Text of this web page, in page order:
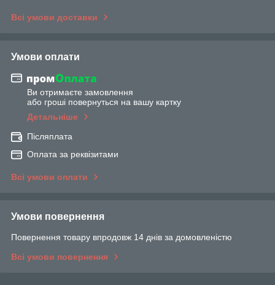
Всі умови доставки
Умови оплати
Ви отримаєте замовлення
або гроші повернуться на вашу картку
Детальніше
Післяплата
Оплата за реквізитами
Всі умови оплати
Умови повернення
Повернення товару впродовж 14 днів за домовленістю
Всі умови повернення